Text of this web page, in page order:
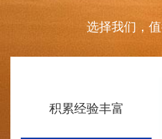
选择我们，
积累经验丰富